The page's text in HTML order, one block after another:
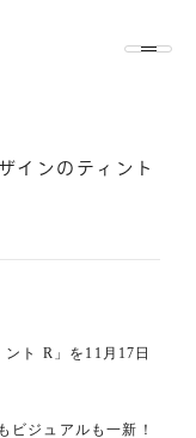
インのティント
ト R」を11⽉17⽇
ビジュアルも⼀新！